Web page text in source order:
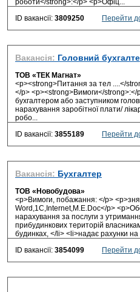
роботи</strong>:</p> <p>Офіц...
ID вакансії: 3809250 Перейти
Вакансія: Головний
ТОВ «ТЕК Магнат»
<p><strong>Питання за тел ....</
</p> <p><strong>Вимоги</strong>:</
бухгалтером або заступником
нарахування заробітної плати/
робо...
ID вакансії: 3855189 Перейти
Вакансія: Бухгалтер
ТОВ «Новобудова»
<p>Вимоги, побажання: </p>
Word,1C,Internet,M.E.Doc</p>
нарахування за послуги з
прибудинкових територій
будинках, </li> <li>надає рахунки
ID вакансії: 3854099 Перейти